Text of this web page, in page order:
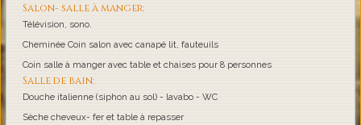
Salon- salle à manger:
Télévision, sono.
Cheminée Coin salon avec canapé lit, fauteuils
Coin salle à manger avec table et chaises pour 8 personnes
Salle de bain:
Douche italienne (siphon au sol) - lavabo - WC
Sèche cheveux- fer et table à repasser